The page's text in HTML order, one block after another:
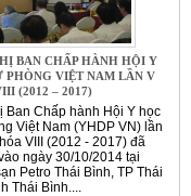
BAN CHẤP HÀNH HỘI Y
PHÒNG VIỆT NAM LẦN V
(2012 – 2017)
Ban Chấp hành Hội Y học
Việt Nam (YHDP VN) lần
VIII (2012 - 2017) đã
ngày 30/10/2014 tại
Petro Thái Bình, TP Thái
Thái Bình....